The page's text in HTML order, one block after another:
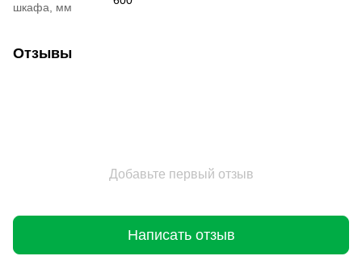
шкафа, мм
Отзывы
Добавьте первый отзыв
Написать отзыв